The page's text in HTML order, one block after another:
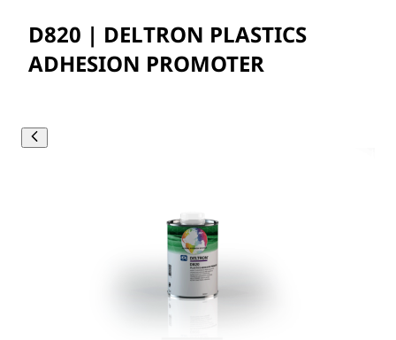
D820 | DELTRON PLASTICS
ADHESION PROMOTER